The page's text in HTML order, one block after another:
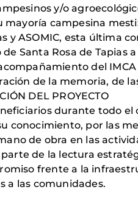
y/o
mayoría campesina
y ASOMIC, esta última
Santa Rosa de
del
de la memoria, de
DEL PROYECTO
durante todo
conocimiento, por las
de obra en las
de la lectura
frente a la
a las comunidades.